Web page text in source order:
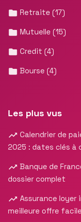
Retraite (17)
Mutuelle (15)
Credit (4)
Bourse (4)
Les plus vus
Calendrier de
2025 : dates clés à
Banque de
dossier complet
Assurance loyer
meilleure offre